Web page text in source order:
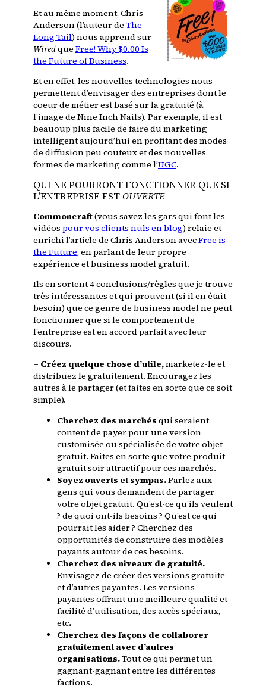
Et au même moment, Chris
Anderson (l’auteur de The
Long Tail) nous apprend sur
Wiredque Free! Why $0.00 Is
the Future of Business.
Et en effet, les nouvelles technologies nous
permettent d’envisager des entreprises dont le
coeur de métier est basé sur la gratuité (à
l’image de Nine Inch Nails). Par exemple, il est
beauoup plus facile de faire du marketing
intelligent aujourd’hui en profitant des modes
de diffusion peu couteux et des nouvelles
formes de marketing comme l’UGC.
QUI NE POURRONT FONCTIONNER QUE SI
L’ENTREPRISE EST OUVERTE
Commoncraft(vous savez les gars qui font les
vidéos pour vos clients nuls en blog) relaie et
enrichi l’article de Chris Anderson avecFree is
the Future, en parlant de leur propre
expérience et business model gratuit.
Ils en sortent 4 conclusions/règles que je trouve
très intéressantes et qui prouvent (si il en était
besoin) que ce genre de business model ne peut
fonctionner que si le comportement de
l’entreprise est en accord parfait avec leur
discours.
– Créez quelque chose d’utile,marketez-le et
distribuez le gratuitement. Encouragez les
autres à le partager (et faites en sorte que ce soit
simple).
Cherchez des marchés qui seraient
content de payer pour une version
customisée ou spécialisée de votre objet
gratuit. Faites en sorte que votre produit
gratuit soir attractif pour ces marchés.
Soyez ouverts et sympas.Parlez aux
gens qui vous demandent de partager
votre objet gratuit. Qu’est-ce qu’ils veulent
? de quoi ont-ils besoins ? Qu’est ce qui
pourrait les aider ? Cherchez des
opportunités de construire des modèles
payants autour de ces besoins.
Cherchez des niveaux de gratuité.
Envisagez de créer des versions gratuite
et d’autres payantes. Les versions
payantes offrant une meilleure qualité et
facilité d’utilisation, des accès spéciaux,
etc.
Cherchez des façons de collaborer
gratuitement avec d’autres
organisations.Tout ce qui permet un
gagnant-gagnant entre les différentes
factions.